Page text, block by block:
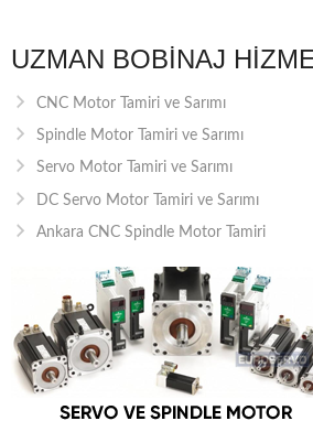
UZMAN BOBINAJ
CNC Motor Tamiri ve Sarımı
Spindle Motor Tamiri ve Sarımı
Servo Motor Tamiri ve Sarımı
DC Servo Motor Tamiri ve Sarımı
Ankara CNC Spindle Motor Tamiri